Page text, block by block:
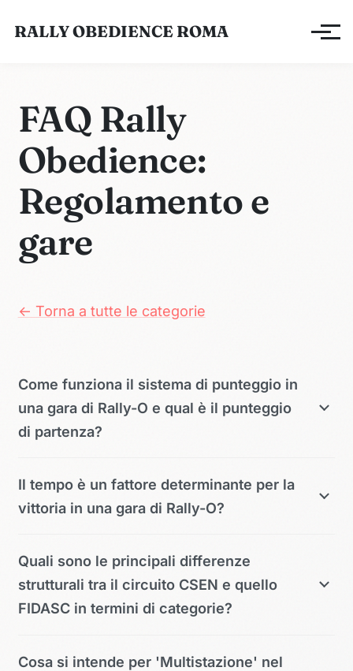
RALLY OBEDIENCE ROMA Apri/
FAQ Rally
Obedience:
Regolamento e
gare
← Torna a tutte le categorie
Come funziona il sistema di punteggio in
una gara di Rally-O e qual è il punteggio
di partenza?
Il tempo è un fattore determinante per la
vittoria in una gara di Rally-O?
Quali sono le principali differenze
strutturali tra il circuito CSEN e quello
FIDASC in termini di categorie?
Cosa si intende per 'Multistazione' nel